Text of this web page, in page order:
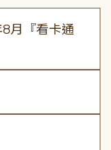
8月『看卡通